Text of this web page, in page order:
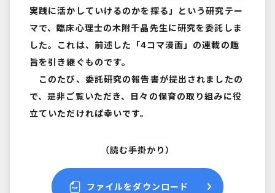
実践に活かしていけるのかを探る」という研究テー
マで、臨床心理士の木附千晶先生に研究を委託しま
した。これは、前述した「4コマ漫画」の連載の趣
旨を引き継ぐものです。
このたび、委託研究の報告書が提出されましたの
で、是非ご覧いただき、日々の保育の取り組みに役
立ていただければ幸いです。
（読む手掛かり）
ファイルをダウンロード